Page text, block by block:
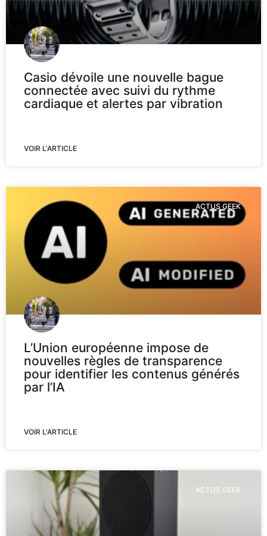
Casio dévoile une nouvelle bague
connectée avec suivi du rythme
cardiaque et alertes par vibration
VOIR L'ARTICLE
ACTUS GEEK
L’Union européenne impose de
nouvelles règles de transparence
pour identifier les contenus générés
par l’IA
VOIR L'ARTICLE
ACTUS GEEK